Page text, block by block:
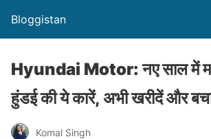
Bloggistan
Hyundai Motor: नए साल में
हुंडई की ये कारें, अभी खरीदें और
Komal Singh